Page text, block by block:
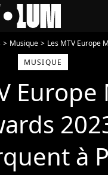
Musique
Les MTV Europe Music Awards 2023 débarquent à
MUSIQUE
Europe
à